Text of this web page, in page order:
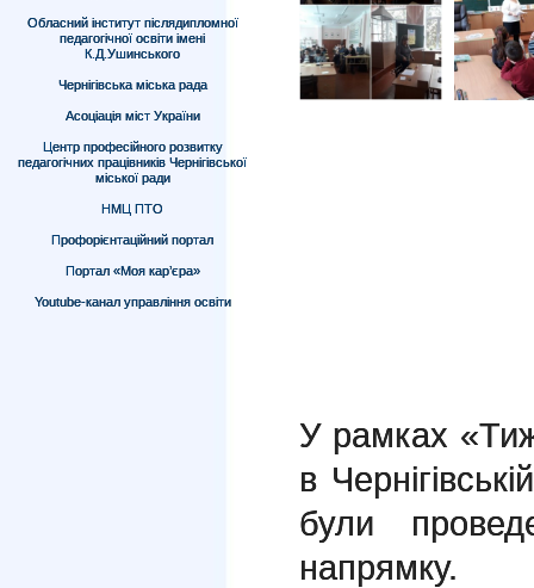
Обласний інститут післядипломної
педагогічної освіти імені
К.Д.Ушинського
Чернігівська міська рада
Асоціація міст України
Центр професійного розвитку
педагогічних працівників Чернігівської
міської ради
НМЦ ПТО
Профорієнтаційний портал
Портал «Моя кар’єра»
Youtube-канал управління освіти
У рамках
в
були
напрямку.